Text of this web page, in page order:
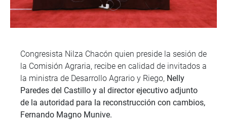
Congresista Nilza Chacón quien preside la sesión de
la Comisión Agraria, recibe en calidad de invitados a
la ministra de Desarrollo Agrario y Riego, Nelly
Paredes del Castillo y al director ejecutivo adjunto
de la autoridad para la reconstrucción con cambios,
Fernando Magno Munive.